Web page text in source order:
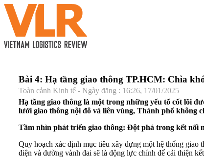
Bài 4: Hạ tầng giao thông TP.HCM: Chìa
Toàn cảnh Kinh tế - Ngày đăng : 16:26, 17/01/2025
Hạ tầng giao thông là một trong những yếu tố cốt lõi
lưới giao thông nội đô và liên vùng, Thành phố không
Tầm nhìn phát triển giao thông: Đột phá trong kết nối
Quy hoạch xác định mục tiêu xây dựng một hệ thống
điện và đường vành đai sẽ là động lực chính để cải thiện